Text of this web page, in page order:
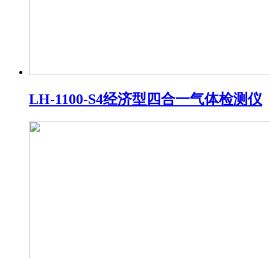
LH-1100-S4经济型四合一气体检测仪